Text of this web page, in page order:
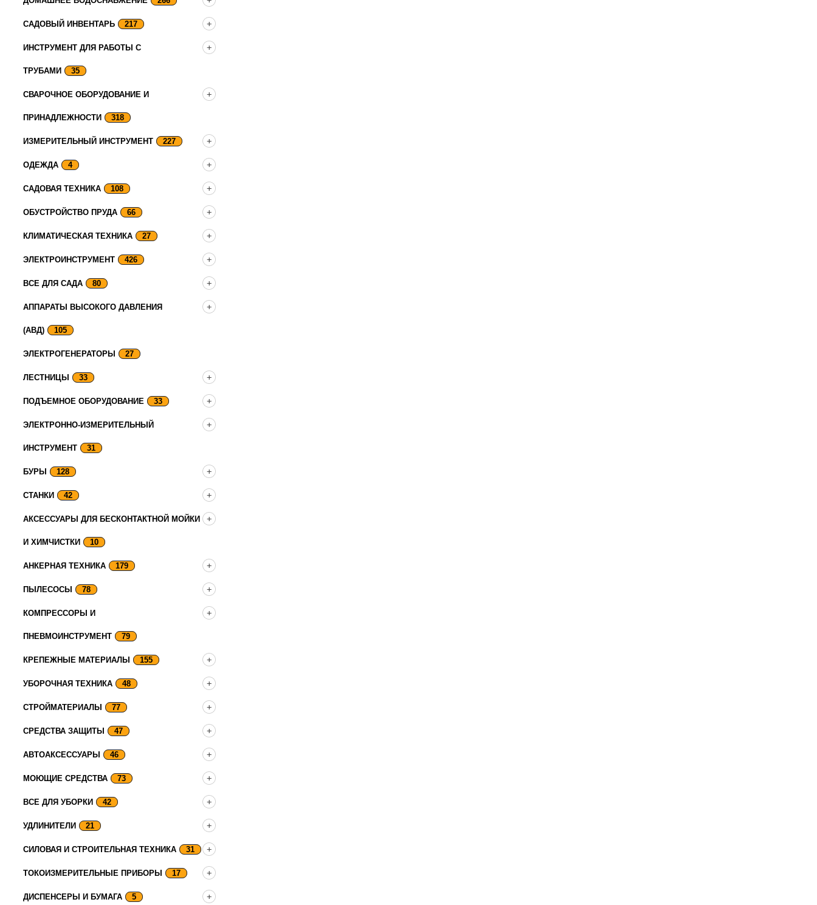
САДОВЫЙ ИНВЕНТАРЬ 217
ИНСТРУМЕНТ ДЛЯ РАБОТЫ С
ТРУБАМИ 35
СВАРОЧНОЕ ОБОРУДОВАНИЕ И
ПРИНАДЛЕЖНОСТИ 318
ИЗМЕРИТЕЛЬНЫЙ ИНСТРУМЕНТ 227
ОДЕЖДА 4
САДОВАЯ ТЕХНИКА 108
ОБУСТРОЙСТВО ПРУДА 66
КЛИМАТИЧЕСКАЯ ТЕХНИКА 27
ЭЛЕКТРОИНСТРУМЕНТ 426
ВСЕ ДЛЯ САДА 80
АППАРАТЫ ВЫСОКОГО ДАВЛЕНИЯ
(АВД) 105
ЭЛЕКТРОГЕНЕРАТОРЫ 27
ЛЕСТНИЦЫ 33
ПОДЪЕМНОЕ ОБОРУДОВАНИЕ 33
ЭЛЕКТРОННО-ИЗМЕРИТЕЛЬНЫЙ
ИНСТРУМЕНТ 31
БУРЫ 128
СТАНКИ 42
АКСЕССУАРЫ ДЛЯ БЕСКОНТАКТНОЙ МОЙКИ
И ХИМЧИСТКИ 10
АНКЕРНАЯ ТЕХНИКА 179
ПЫЛЕСОСЫ 78
КОМПРЕССОРЫ И
ПНЕВМОИНСТРУМЕНТ 79
КРЕПЕЖНЫЕ МАТЕРИАЛЫ 155
УБОРОЧНАЯ ТЕХНИКА 48
СТРОЙМАТЕРИАЛЫ 77
СРЕДСТВА ЗАЩИТЫ 47
АВТОАКСЕССУАРЫ 46
МОЮЩИЕ СРЕДСТВА 73
ВСЕ ДЛЯ УБОРКИ 42
УДЛИНИТЕЛИ 21
СИЛОВАЯ И СТРОИТЕЛЬНАЯ ТЕХНИКА 31
ТОКОИЗМЕРИТЕЛЬНЫЕ ПРИБОРЫ 17
ДИСПЕНСЕРЫ И БУМАГА 5